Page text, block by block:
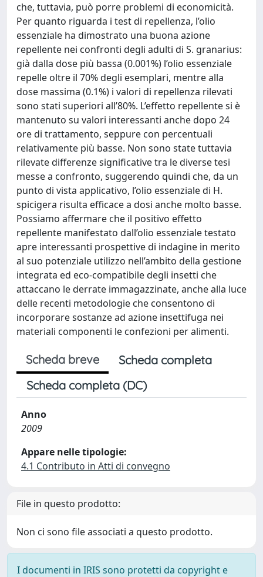
che, tuttavia, può porre problemi di economicità.
Per quanto riguarda i test di repellenza, l’olio
essenziale ha dimostrato una buona azione
repellente nei confronti degli adulti di S. granarius:
già dalla dose più bassa (0.001%) l’olio essenziale
repelle oltre il 70% degli esemplari, mentre alla
dose massima (0.1%) i valori di repellenza rilevati
sono stati superiori all’80%. L’effetto repellente si è
mantenuto su valori interessanti anche dopo 24
ore di trattamento, seppure con percentuali
relativamente più basse. Non sono state tuttavia
rilevate differenze significative tra le diverse tesi
messe a confronto, suggerendo quindi che, da un
punto di vista applicativo, l’olio essenziale di H.
spicigera risulta efficace a dosi anche molto basse.
Possiamo affermare che il positivo effetto
repellente manifestato dall’olio essenziale testato
apre interessanti prospettive di indagine in merito
al suo potenziale utilizzo nell’ambito della gestione
integrata ed eco-compatibile degli insetti che
attaccano le derrate immagazzinate, anche alla luce
delle recenti metodologie che consentono di
incorporare sostanze ad azione insettifuga nei
materiali componenti le confezioni per alimenti.
Scheda breve
Scheda completa
Scheda completa (DC)
Anno
2009
Appare nelle tipologie:
4.1 Contributo in Atti di convegno
File in questo prodotto:
Non ci sono file associati a questo prodotto.
I documenti in IRIS sono protetti da copyright e